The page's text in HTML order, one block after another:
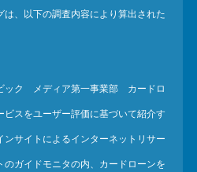
へ街金をおすすめしな
金を借りるには？年利
ムをカードローンと比
は、以下の調査内容により算出された
ック メディア第一事業部 カードロ
ビスをユーザー評価に基づいて紹介す
ンサイトによるインターネットリサー
のガイドモニタの内、カードローンを